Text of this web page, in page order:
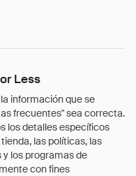
Less
información que se
frecuentes" sea correcta.
los detalles específicos
las políticas, las
los programas de
con fines